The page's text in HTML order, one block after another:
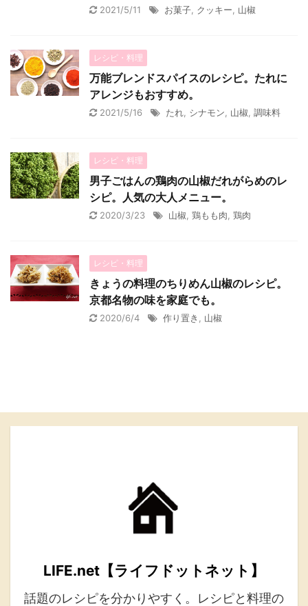
2021/5/11 お菓子 クッキー 山椒
レシピ・料理
万能ブレンドスパイスのレシピ。たれに
アレンジもおすすめ。
2021/5/16 たれ シナモン 山椒 調味料
レシピ・料理
男子ごはんの鶏肉の山椒だれがらめのレ
シピ。人気の大人メニュー。
2020/3/23 山椒 鶏もも肉 鶏肉
レシピ・料理
きょうの料理のちりめん山椒のレシピ。
京都名物の味を家庭でも。
2020/6/4 作り置き 山椒
LIFE.net【ライフドットネット】
話題のレシピを分かりやすく。レシピと料理の